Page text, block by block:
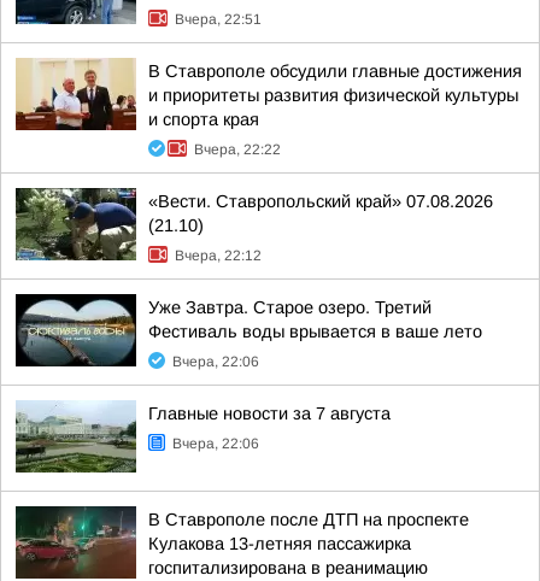
Вчера, 22:51
В Ставрополе обсудили главные достижения
и приоритеты развития физической культуры
и спорта края
Вчера, 22:22
«Вести. Ставропольский край» 07.08.2026
(21.10)
Вчера, 22:12
Уже Завтра. Старое озеро. Третий
Фестиваль воды врывается в ваше лето
Вчера, 22:06
Главные новости за 7 августа
Вчера, 22:06
В Ставрополе после ДТП на проспекте
Кулакова 13-летняя пассажирка
госпитализирована в реанимацию